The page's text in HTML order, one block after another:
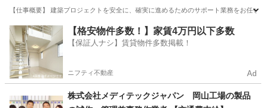
【仕事概要】 建築プロジェクトを安全に、確実に進めるためのサポート業務をお任
岡山 倉敷市 事務 未経験
【格安物件多数！】家賃4万円以下多数
【保証人ナシ】賃貸物件多数掲載！
ニフティ不動産 Ad
株式会社メディテックジャパン 岡山工場の製品